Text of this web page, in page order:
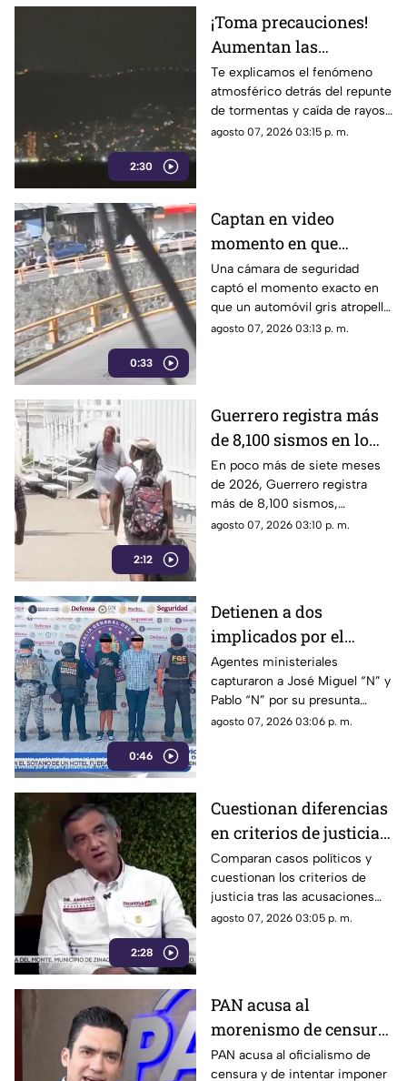
2:30
¡Toma precauciones!
Aumentan las
tormentas eléctricas y
lluvias intensas en
Acapulco
Te explicamos el fenómeno
atmosférico detrás del repunte
de tormentas y caída de rayos
en el puerto.
agosto 07, 2026 03:15 p. m.
0:33
Captan en video
momento en que
vehículo embiste a una
familia en
Chilpancingo
Una cámara de seguridad
captó el momento exacto en
que un automóvil gris atropelló
a una familia que caminaba
agosto 07, 2026 03:13 p. m.
2:12
Guerrero registra más
de 8,100 sismos en lo
que va de 2026, el año
con mayor sismicidad
de los últimos cinco
años
En poco más de siete meses
de 2026, Guerrero registra
más de 8,100 sismos,
posicionándose como el año
agosto 07, 2026 03:10 p. m.
0:46
Detienen a dos
implicados por el
homicidio de Violeta en
su estética en Acapulco
Agentes ministeriales
capturaron a José Miguel “N” y
Pablo “N” por su presunta
responsabilidad en el
agosto 07, 2026 03:06 p. m.
2:28
Cuestionan diferencias
en criterios de justicia
por casos políticos en
Guerrero y Sinaloa
Comparan casos políticos y
cuestionan los criterios de
justicia tras las acusaciones
contra exfuncionarios de
agosto 07, 2026 03:05 p. m.
PAN acusa al
morenismo de censura
y de imponer narrativa
PAN acusa al oficialismo de
censura y de intentar imponer